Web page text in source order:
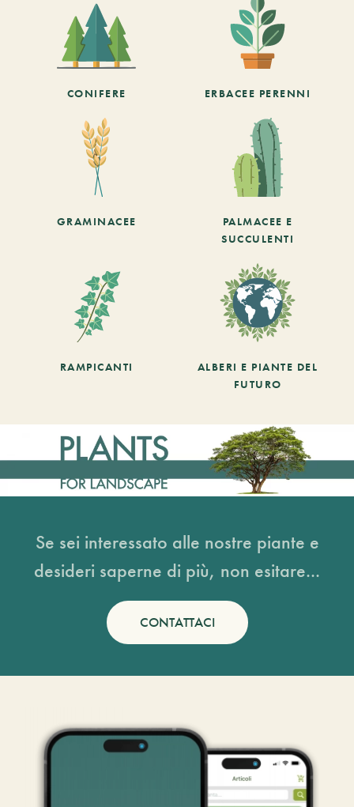
CONIFERE ERBACEE PERENNI
GRAMINACEE
PALMACEE E
SUCCULENTI
RAMPICANTI
ALBERI E PIANTE DEL
FUTURO
Se sei interessato alle nostre piante e
desideri saperne di più, non esitare...
CONTATTACI